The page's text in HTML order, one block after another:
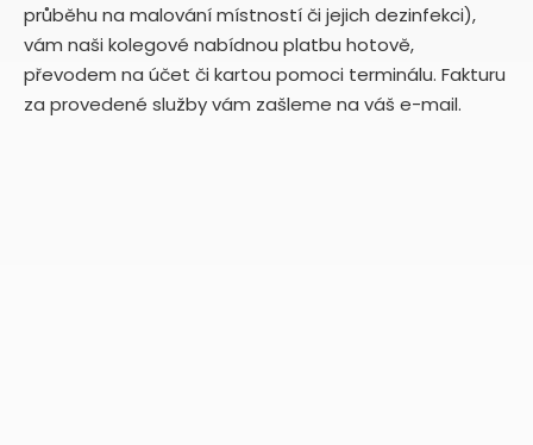
průběhu na malování místností či jejich dezinfekci),
vám naši kolegové nabídnou platbu hotově,
převodem na účet či kartou pomoci terminálu. Fakturu
za provedené služby vám zašleme na váš e-mail.